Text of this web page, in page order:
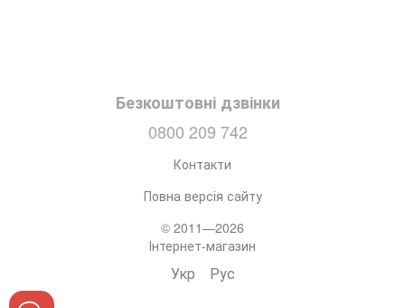
Безкоштовні дзвінки
0800 209 742
Контакти
Повна версія сайту
© 2011—2026
Інтернет-магазин
Укр Рус